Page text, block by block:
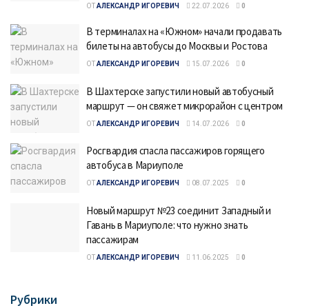
ОТАЛЕКСАНДР ИГОРЕВИЧ 22.07.2026 0
В терминалах на «Южном» начали продавать
билеты на автобусы до Москвы и Ростова
ОТАЛЕКСАНДР ИГОРЕВИЧ 15.07.2026 0
В Шахтерске запустили новый автобусный
маршрут — он свяжет микрорайон с центром
ОТАЛЕКСАНДР ИГОРЕВИЧ 14.07.2026 0
Росгвардия спасла пассажиров горящего
автобуса в Мариуполе
ОТАЛЕКСАНДР ИГОРЕВИЧ 08.07.2025 0
Новый маршрут №23 соединит Западный и
Гавань в Мариуполе: что нужно знать
пассажирам
ОТАЛЕКСАНДР ИГОРЕВИЧ 11.06.2025 0
Рубрики